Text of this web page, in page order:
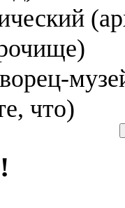
что)